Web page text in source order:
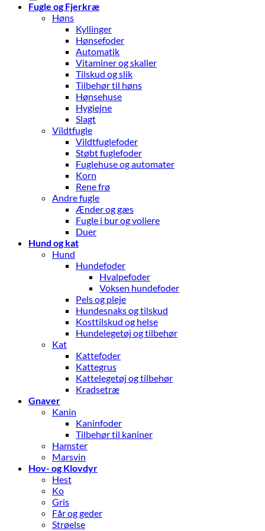
Fugle og Fjerkræ
Høns
Kyllinger
Hønsefoder
Automatik
Vitaminer og skaller
Tilskud og slik
Tilbehør til høns
Hønsehuse
Hygiejne
Slagt
Vildtfugle
Vildtfuglefoder
Støbt fuglefoder
Fuglehuse og automater
Korn
Rene frø
Andre fugle
Ænder og gæs
Fugle i bur og voliere
Duer
Hund og kat
Hund
Hundefoder
Hvalpefoder
Voksen hundefoder
Pels og pleje
Hundesnaks og tilskud
Kosttilskud og helse
Hundelegetøj og tilbehør
Kat
Kattefoder
Kattegrus
Kattelegetøj og tilbehør
Kradsetræ
Gnaver
Kanin
Kaninfoder
Tilbehør til kaniner
Hamster
Marsvin
Hov- og Klovdyr
Hest
Ko
Gris
Får og geder
Strøelse